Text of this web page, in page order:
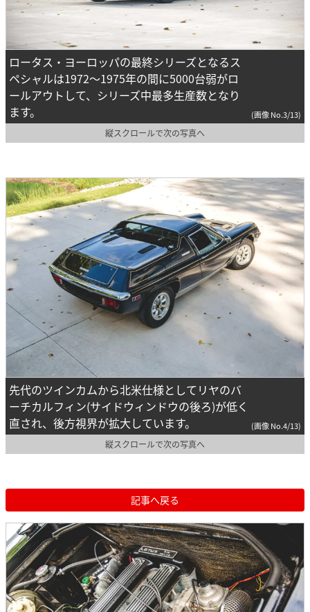
ロータス・ヨーロッパの最終シリーズとなるス
ペシャルは1972～1975年の間に5000台弱がロ
ールアウトして、シリーズ中最多生産数となり
ます。
(画像 No.3/13)
縦スクロールで次の写真へ
先代のツインカムから北米仕様としてリヤのバ
ーチカルフィン(サイドウィンドウの後ろ)が低く
直され、後方視界が拡大しています。
(画像 No.4/13)
縦スクロールで次の写真へ
記事へ戻る